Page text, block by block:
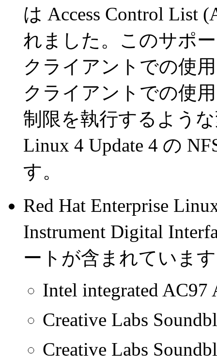
は Access Control List
れました。このサポ
クライアントでの使
クライアントでの使
制限を執行するような
Linux 4 Update 4 の
す。
Red Hat Enterprise
Instrument Digital
ートが含まれていま
Intel integrated AC97
Creative Labs
Creative Labs